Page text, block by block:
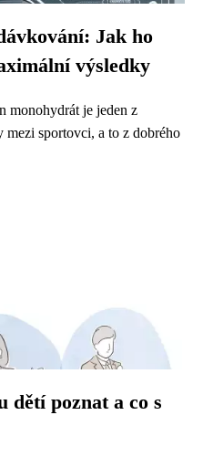
Jak ho
výsledky
monohydrát je jeden z
sportovci, a to z dobrého
dětí poznat a co s